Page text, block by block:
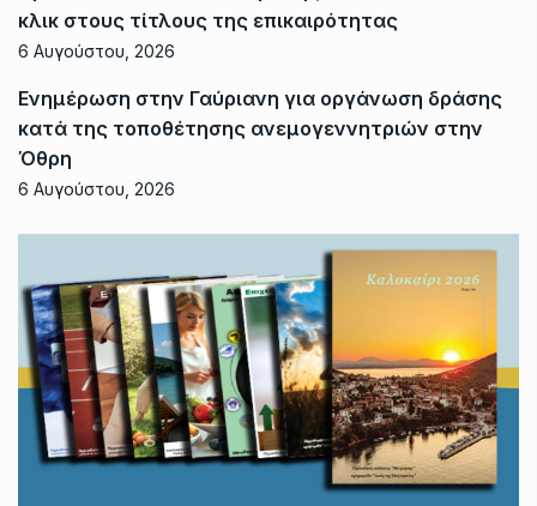
κλικ στους τίτλους της επικαιρότητας
6 Αυγούστου, 2026
Ενημέρωση στην Γαύριανη για οργάνωση δράσης
κατά της τοποθέτησης ανεμογεννητριών στην
Όθρη
6 Αυγούστου, 2026